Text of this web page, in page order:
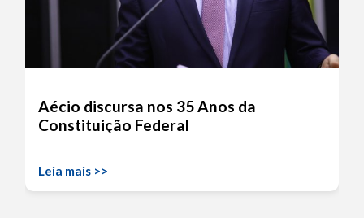
Aécio discursa nos 35 Anos da
Constituição Federal
Leia mais >>